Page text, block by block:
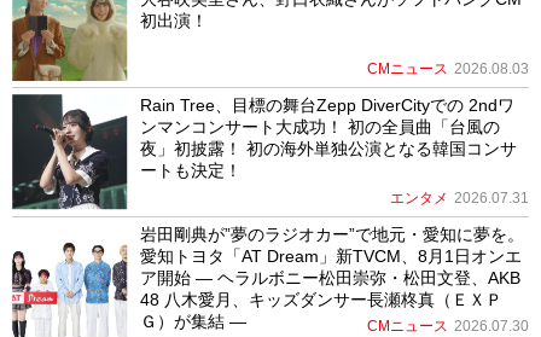
初出演！
CMニュース 2026.08.03
Rain Tree、目標の舞台Zepp DiverCityでの 2ndワ
ンマンコンサート大成功！ 初の全員曲「台風の
夜」初披露！ 初の海外単独公演となる韓国コンサ
ートも決定！
エンタメ 2026.07.31
岩田剛典が”夢のラジオカー”で地元・愛知に夢を。
愛知トヨタ「AT Dream」新TVCM、8月1日オンエ
ア開始 ― ヘラルボニー松田崇弥・松田文登、AKB
48 八木愛月、キッズダンサー長瀬柊真（ＥＸＰ
Ｇ）が集結 ―
CMニュース 2026.07.30